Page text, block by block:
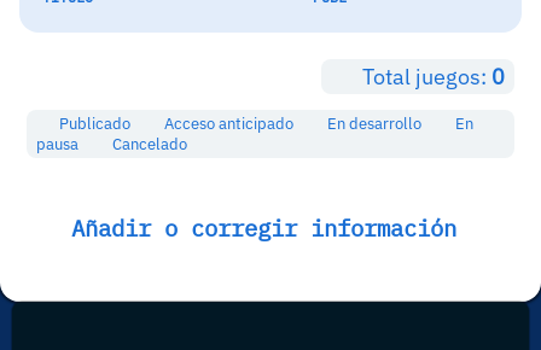
Total juegos: 0
Publicado Acceso anticipado En desarrollo
En
pausa
Cancelado
Añadir o corregir información